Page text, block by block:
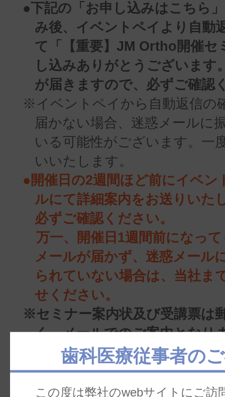
歯科医療従事者の
この度は弊社のwebサイトにご訪
●下記の「お申し込みはこちら
み後、イベントペイより自動
て「【重要】JM Ortho開催セ
し込みありがとうございます
が届きますので、必ずご確認
※イベントペイから自動返信の
届かない場合、迷惑メールに
いる可能性がございます。一
いいたします。
●開催日の2週間ほど前にイベン
ルにて詳細案内をお送りいた
必ずご確認ください。
万一、開催日1週間前になって
メールが届かず、迷惑メール
られていない場合は、当社ま
せください。
※セミナー案内状及び受講票は
く、メールでのご案内となり
意ください。
●お申込みの締切りは【9月開催
9日(水)まで／【10月開催分】